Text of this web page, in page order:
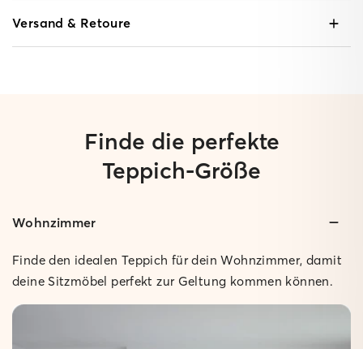
Geringe Höhe:
lassen.
Der Teppich bleibt sicher an Ort und Stelle.
Gepolstert:
Rutschfest:
Versand & Retoure
Finde die perfekte
Teppich-Größe
Wohnzimmer
Finde den idealen Teppich für dein Wohnzimmer, damit
deine Sitzmöbel perfekt zur Geltung kommen können.